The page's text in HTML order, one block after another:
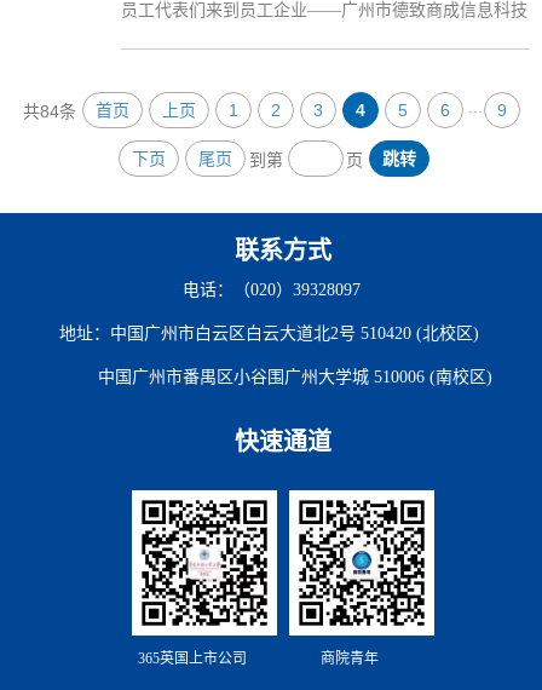
侬是世界知名的体育用品零售商，有丰富的自有品牌产
员工代表们来到员工企业——广州市德致商成信息科技
员工的成功经验，筑梦未来。本次走访的企业是广州市
德致商成信息科技有限公司，该公司是中国领先的泛IT
产品的互联网B2B平台，也是全国知名的政府、军队和
大型企业的电商采购服务平台。 在参观完公司之后，
共84条 首页 上页 1 2 3 4 5 6 9
下页 尾页 到第 页 跳转
联系方式
电话：（020）39328097
地址：中国广州市白云区白云大道北2号 510420 (北校区)
中国广州市番禺区小谷围广州大学城 510006 (南校区)
快速通道
365英国上市公司 商院青年